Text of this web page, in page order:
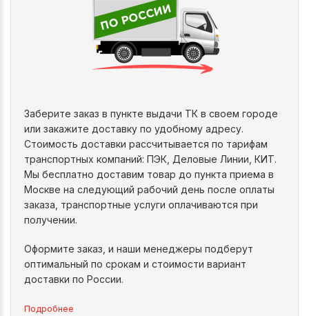
Заберите заказ в пункте выдачи ТК в своем городе
или закажите доставку по удобному адресу.
Стоимость доставки рассчитывается по тарифам
транспортных компаний: ПЭК, Деловые Линии, КИТ.
Мы бесплатно доставим товар до пункта приема в
Москве на следующий рабочий день после оплаты
заказа, транспортные услуги оплачиваются при
получении.
Оформите заказ, и наши менеджеры подберут
оптимальный по срокам и стоимости вариант
доставки по России.
Подробнее